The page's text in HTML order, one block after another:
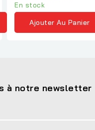
En stock
Ajouter Au Panier
à notre newsletter